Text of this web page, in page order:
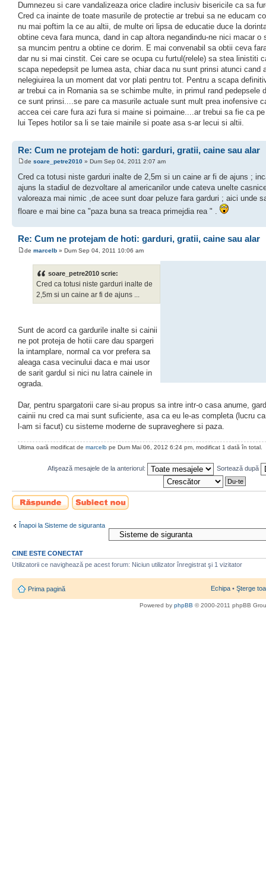
Dumnezeu si care vandalizeaza orice cladire inclusiv bisericile ca sa
Cred ca inainte de toate masurile de protectie ar trebui sa ne educam
nu mai poftim la ce au altii, de multe ori lipsa de educatie duce la
obtine ceva fara munca, dand in cap altora negandindu-ne nici macar o
sa muncim pentru a obtine ce dorim. E mai convenabil sa obtii ceva
dar nu si mai cinstit. Cei care se ocupa cu furtul(relele) sa stea linistiti
scapa nepedepsit pe lumea asta, chiar daca nu sunt prinsi atunci cand
nelegiuirea la un moment dat vor plati pentru tot. Pentru a scapa
ar trebui ca in Romania sa se schimbe multe, in primul rand pedepsele
ce sunt prinsi....se pare ca masurile actuale sunt mult prea inofensive
accea cei care fura azi fura si maine si poimaine....ar trebui sa fie ca
lui Tepes hotilor sa li se taie mainile si poate asa s-ar lecui si altii.
Re: Cum ne protejam de hoti: garduri, gratii, caine sau alar
de soare_petre2010 » Dum Sep 04, 2011 2:07 am
Cred ca totusi niste garduri inalte de 2,5m si un caine ar fi de ajuns ;
ajuns la stadiul de dezvoltare al americanilor unde cateva unelte
valoreaza mai nimic ,de acee sunt doar peluze fara garduri ; aici unde
floare e mai bine ca "paza buna sa treaca primejdia rea " .
Re: Cum ne protejam de hoti: garduri, gratii, caine sau alar
de marcelb » Dum Sep 04, 2011 10:06 am
soare_petre2010 scrie:
Cred ca totusi niste garduri inalte de
2,5m si un caine ar fi de ajuns ...
Sunt de acord ca gardurile inalte si cainii
ne pot proteja de hotii care dau spargeri
la intamplare, normal ca vor prefera sa
aleaga casa vecinului daca e mai usor
de sarit gardul si nici nu latra cainele in
ograda.
Dar, pentru spargatorii care si-au propus sa intre intr-o casa anume,
cainii nu cred ca mai sunt suficiente, asa ca eu le-as completa (lucru
l-am si facut) cu sisteme moderne de supraveghere si paza.
Ultima oară modificat de marcelb pe Dum Mai 06, 2012 6:24 pm, modificat 1 dată în total.
Afişează mesajele de la anteriorul: Sortează după
Scrie un răspuns
Scrie un subiect
nou
Înapoi la Sisteme de siguranta
CINE ESTE CONECTAT
Utilizatorii ce navighează pe acest forum: Niciun utilizator înregistrat şi 1 vizitator
Prima pagină Echipa • Şterge
Powered by phpBB © 2000-2011 phpBB